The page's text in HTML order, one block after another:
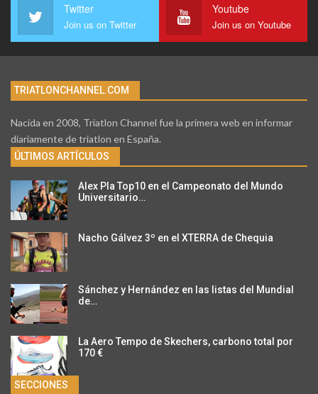
Twitter
Join us on Twitter
Youtube
Join us on Youtube
TRIATLONCHANNEL.COM
Nacida en 2008, Triatlon Channel fue la primera web en informar
diariamente de triatlon en España.
ÚLTIMOS ARTÍCULOS
Alex Pla Top10 en el Campeonato del Mundo
Universitario…
Nacho Gálvez 3º en el XTERRA de Chequia
Sánchez y Hernández en las listas del Mundial
de…
La Aero Tempo de Skechers, carbono total por
170 €
SECCIONES